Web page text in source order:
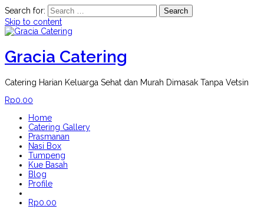
Search for:
Skip to content
Gracia Catering
Catering Harian Keluarga Sehat dan Murah Dimasak Tanpa Vetsin
Rp0.00
Home
Catering Gallery
Prasmanan
Nasi Box
Tumpeng
Kue Basah
Blog
Profile
Rp0.00